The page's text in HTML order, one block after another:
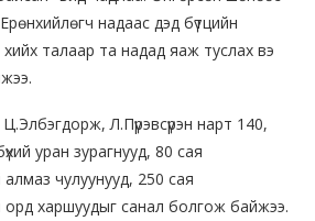
надаас дэд бүтцийн
хийх талаар та надад яаж туслах вэ
Л.Пүрэвсүрэн нарт 140,
уран зурагнууд, 80 сая
алмаз чулуунууд, 250 сая
орд харшуудыг санал болгож байжээ.